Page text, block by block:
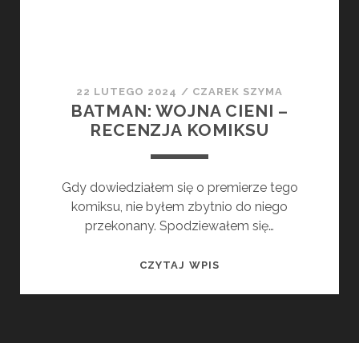
22 LUTEGO 2024 / CZAREK SZYMA
BATMAN: WOJNA CIENI –
RECENZJA KOMIKSU
Gdy dowiedziałem się o premierze tego
komiksu, nie byłem zbytnio do niego
przekonany. Spodziewałem się…
CZYTAJ WPISBATMAN: